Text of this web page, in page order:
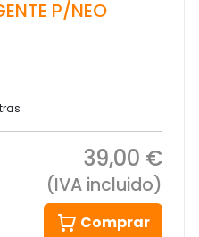
P/NEO
39,00 €
(IVA incluido)
Comprar